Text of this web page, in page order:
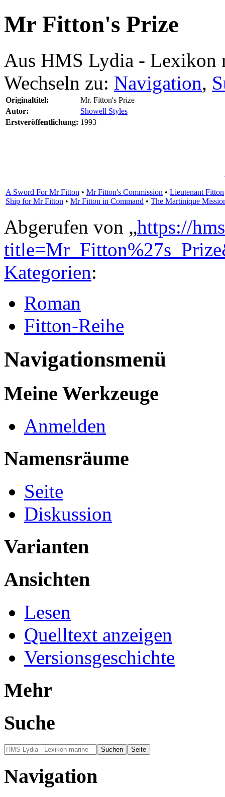
Mr Fitton's Prize
Aus HMS Lydia - Lexikon
Wechseln zu: Navigation,
Originaltitel:
Mr. Fitton's Prize
Autor:
Showell Styles
Erstveröffentlichung: 1993
A Sword For Mr Fitton • Mr Fitton's Commission • Lieutenant Fitton
Ship for Mr Fitton • Mr Fitton in Command • The Martinique
Abgerufen von „https://
Kategorien:
Roman
Fitton-Reihe
Navigationsmenü
Meine Werkzeuge
Anmelden
Namensräume
Seite
Diskussion
Varianten
Ansichten
Lesen
Quelltext anzeigen
Versionsgeschichte
Mehr
Suche
Navigation